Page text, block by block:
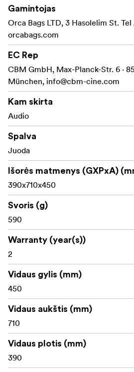
Gamintojas
Orca Bags LTD, 3 Hasolelim St. Tel
orcabags.com
EC Rep
CBM GmbH, Max-Planck-Str. 6 ·
München, info@cbm-cine.com
Kam skirta
Audio
Spalva
Juoda
Išorės matmenys (GXPxA)
390x710x450
Svoris (g)
590
Warranty (year(s))
2
Vidaus gylis (mm)
450
Vidaus aukštis (mm)
710
Vidaus plotis (mm)
390